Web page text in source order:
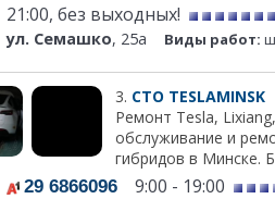
21:00, без выходных!
ул. Семашко, 25а Виды работ:
3. СТО TESLAMINSK
Ремонт Tesla,
обслуживание и
гибридов в Минске.
29 6866096 9:00 - 19:00